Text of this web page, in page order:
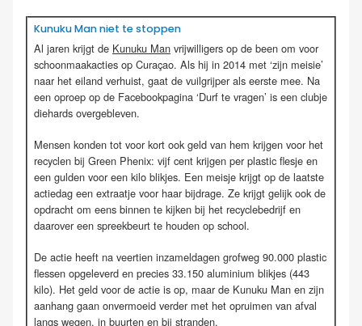
Kunuku Man niet te stoppen
Al jaren krijgt de Kunuku Man vrijwilligers op de been om voor
schoonmaakacties op Curaçao. Als hij in 2014 met ‘zijn meisie’
naar het eiland verhuist, gaat de vuilgrijper als eerste mee. Na
een oproep op de Facebookpagina ‘Durf te vragen’ is een clubje
diehards overgebleven.
Mensen konden tot voor kort ook geld van hem krijgen voor het
recyclen bij Green Phenix: vijf cent krijgen per plastic flesje en
een gulden voor een kilo blikjes. Een meisje krijgt op de laatste
actiedag een extraatje voor haar bijdrage. Ze krijgt gelijk ook de
opdracht om eens binnen te kijken bij het recyclebedrijf en
daarover een spreekbeurt te houden op school.
De actie heeft na veertien inzameldagen grofweg 90.000 plastic
flessen opgeleverd en precies 33.150 aluminium blikjes (443
kilo). Het geld voor de actie is op, maar de Kunuku Man en zijn
aanhang gaan onvermoeid verder met het opruimen van afval
langs wegen, in buurten en bij stranden.